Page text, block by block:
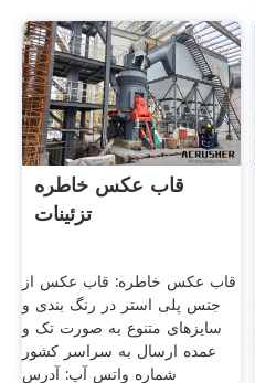
قاب عکس خاطره
تزئینات
قاب عکس خاطره: قاب عکس از
جنس پلی استر در رنگ بندی و
سایزهای متنوع به صورت تک و
عمده ارسال به سراسر کشور
شماره واتس آپ: آدرس